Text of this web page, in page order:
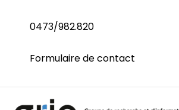
0473/982.820
Formulaire de contact